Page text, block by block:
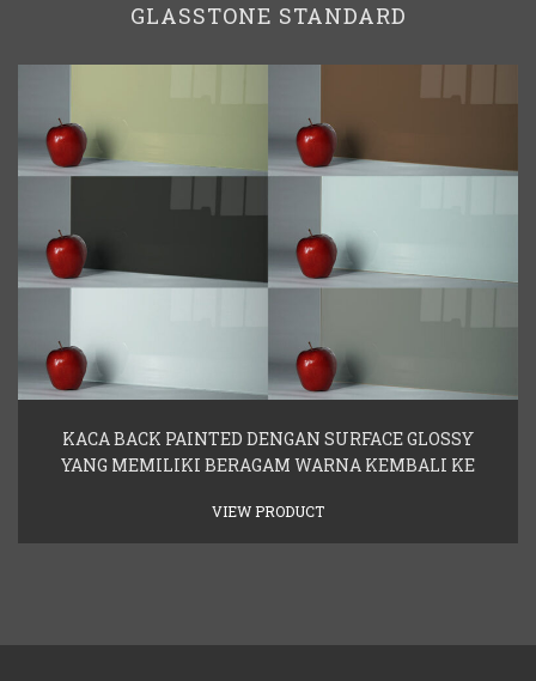
GLASSTONE STANDARD
KACA BACK PAINTED DENGAN SURFACE GLOSSY
YANG MEMILIKI BERAGAM WARNA KEMBALI KE
VIEW PRODUCT